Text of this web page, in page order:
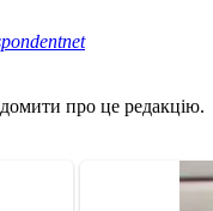
про це редакцію.